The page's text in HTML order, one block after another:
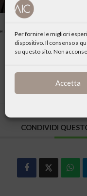
Per fornire le migliori
dispositivo. Il consenso a
su questo sito. Non
Accetta
il concerto testimonianza
CONDIVIDI